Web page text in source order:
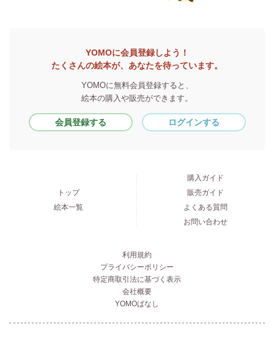
YOMOに会員登録しよう！
たくさんの絵本が、あなたを待っています。
YOMOに無料会員登録すると、
絵本の購入や販売ができます。
会員登録する ログインする
トップ
絵本一覧
購入ガイド
販売ガイド
よくある質問
お問い合わせ
利用規約
プライバシーポリシー
特定商取引法に基づく表示
会社概要
YOMOばなし